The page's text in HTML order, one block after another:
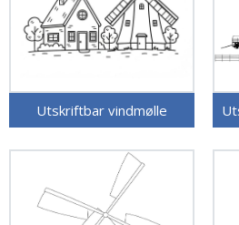
Utskriftbar vindmølle